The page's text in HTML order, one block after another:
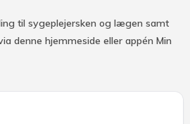
til sygeplejersken og lægen samt
denne hjemmeside eller appén Min